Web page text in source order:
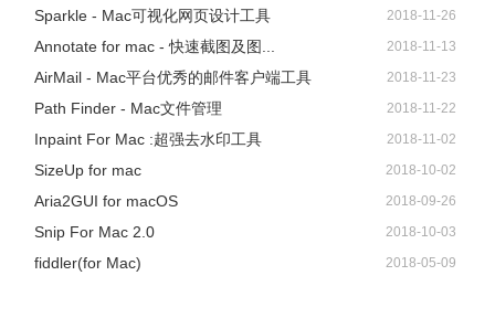
Sparkle - Mac可视化网页设计工具 2018-11-26
Annotate for mac - 快速截图及图... 2018-11-13
AirMail - Mac平台优秀的邮件客户端工具 2018-11-23
Path Finder - Mac文件管理 2018-11-22
Inpaint For Mac :超强去水印工具 2018-11-02
SizeUp for mac 2018-10-02
Aria2GUI for macOS 2018-09-26
Snip For Mac 2.0 2018-10-03
fiddler(for Mac) 2018-05-09